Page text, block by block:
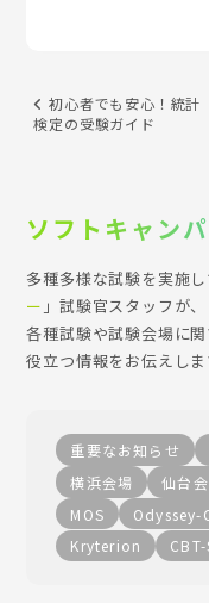
初心者でも安心！統計
検定の受験ガイド
ソフトキャン
多種多様な試験を実施
ー 」試験官スタッフが、
各種試験や試験会場に
役立つ情報をお伝えしま
重要なお知らせ
横浜会場
仙台
MOS
Odyssey-
Kryterion
CBT-